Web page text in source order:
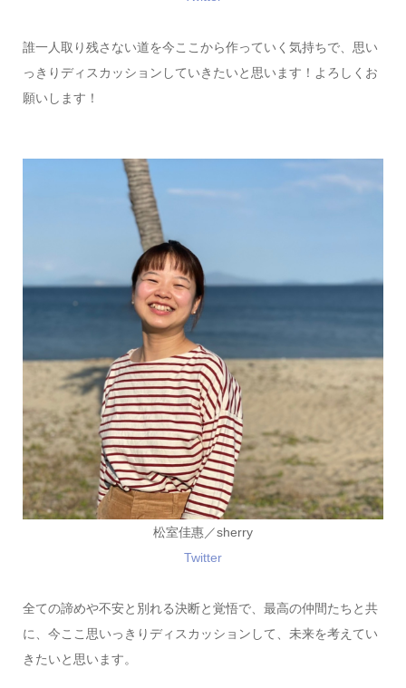
誰一人取り残さない道を今ここから作っていく気持ちで、思い
っきりディスカッションしていきたいと思います！よろしくお
願いします！
松室佳惠／sherry
Twitter
全ての諦めや不安と別れる決断と覚悟で、最高の仲間たちと共
に、今ここ思いっきりディスカッションして、未来を考えてい
きたいと思います。